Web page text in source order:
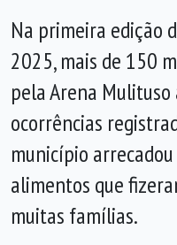
Na primeira edição
2025, mais de 150
pela Arena
ocorrências
município
alimentos que
muitas famílias.